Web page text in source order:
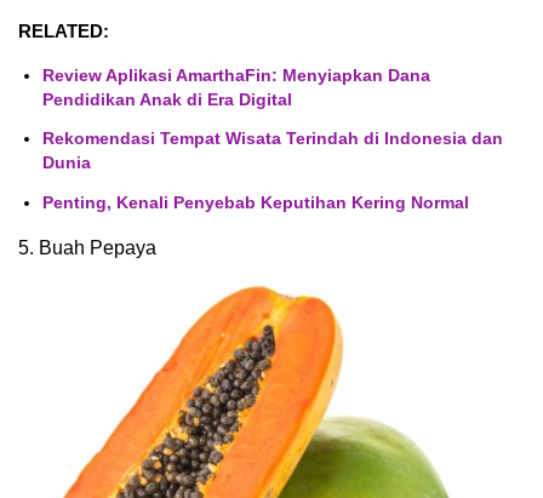
RELATED:
Review Aplikasi AmarthaFin: Menyiapkan Dana
Pendidikan Anak di Era Digital
Rekomendasi Tempat Wisata Terindah di Indonesia dan
Dunia
Penting, Kenali Penyebab Keputihan Kering Normal
5. Buah Pepaya